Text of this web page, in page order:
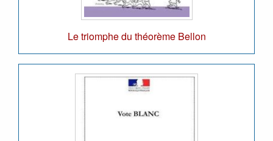
Le triomphe du théorème Bellon